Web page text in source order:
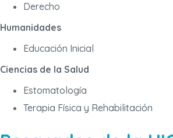
Derecho
Humanidades
Educación Inicial
Ciencias de la Salud
Estomatología
Terapia Física y Rehabilitación